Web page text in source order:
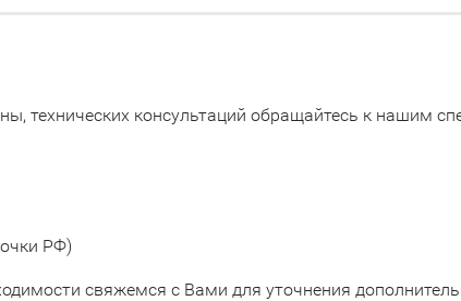
технических консультаций обращайтесь к нашим
РФ)
свяжемся с Вами для уточнения